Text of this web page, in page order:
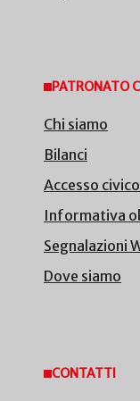
PATRONATO
Chi siamo
Bilanci
Accesso civico
Informativa
Segnalazioni
Dove siamo
CONTATTI